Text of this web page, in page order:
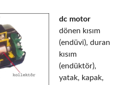
dc motor
dönen kısım
(endüvi), duran
kısım
(endüktör),
yatak, kapak,